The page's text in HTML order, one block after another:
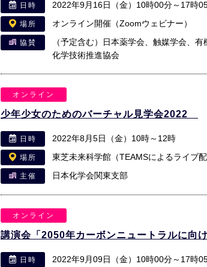
日時 2022年9月16日（金）10時00分～17時
場所 オンライン開催（Zoomウェビナー）
協賛
（予定含む）日本薬学会、触媒学会、
化学技術推進協会
オンライン
少年少女のためのバーチャル見学会2022
日時 2022年8月5日（金）10時～12時
場所 東芝未来科学館（TEAMSによるライブ配
主催 日本化学会関東支部
オンライン
講演会「2050年カーボンニュートラルに向
日時 2022年9月09日（金）10時00分～17時